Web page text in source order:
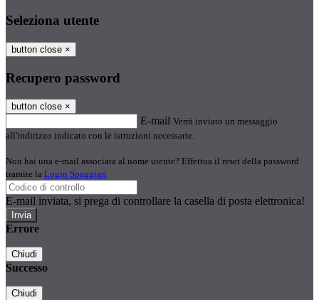
Seleziona utente
button close ×
Recupero password
button close ×
E-mail Verrà inviato un messaggio
all'indirizzo indicato con le istruzioni necessarie.
Non hai una e-mail associata al nome utente? Effettua il reset della password
tramite la Login Spaggiari
E-mail inviata, si prega di controllare la casella di posta elettronica!
Errore
Chiudi
Successo
Chiudi